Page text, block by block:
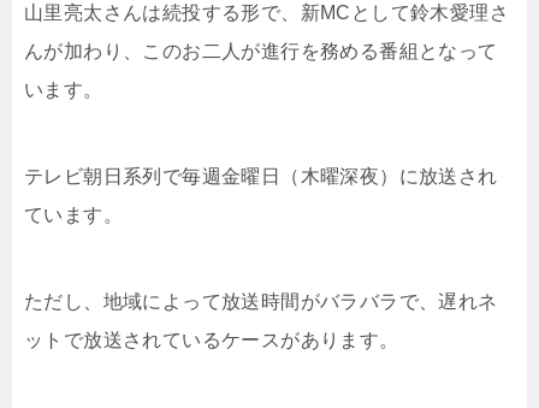
山里亮太さんは続投する形で、新MCとして鈴木愛理さ
んが加わり、このお二人が進行を務める番組となって
います。
テレビ朝日系列で毎週金曜日（木曜深夜）に放送され
ています。
ただし、地域によって放送時間がバラバラで、遅れネ
ットで放送されているケースがあります。